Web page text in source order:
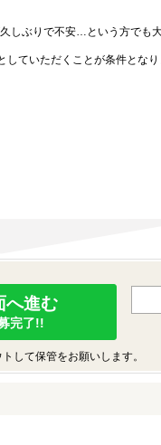
しぶりで不安…という方でも
ていただくことが条件とな
へ進む
完了!!
して保管をお願いします。